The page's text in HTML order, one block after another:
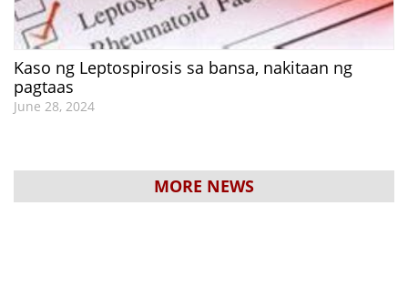
Kaso ng Leptospirosis sa bansa, nakitaan ng
pagtaas
June 28, 2024
MORE NEWS